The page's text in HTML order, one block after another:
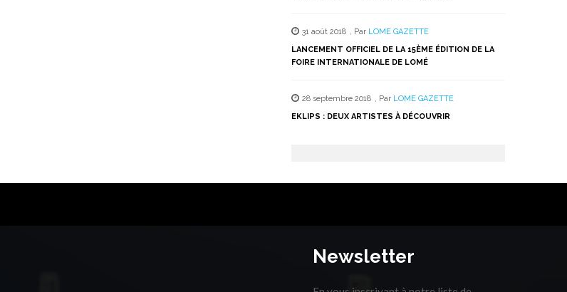
31 août 2018 , Par LOME GAZETTE
LANCEMENT OFFICIEL DE LA 15ÈME ÉDITION DE LA
FOIRE INTERNATIONALE DE LOMÉ
28 septembre 2018 , Par LOME GAZETTE
EKLIPS : DEUX ARTISTES À DÉCOUVRIR
Newsletter